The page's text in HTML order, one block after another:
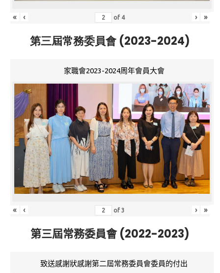
« ‹ of 4 › »
第三屆常務委員會 (2023-2024)
家職會2023-2024周年會員大會
« ‹ of3 › »
第三屆常務委員會 (2022-2023)
致送感謝狀感謝第二屆常務委員會委員的付出